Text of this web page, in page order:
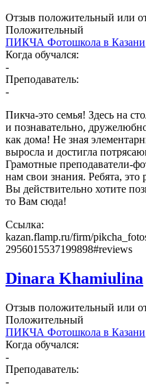
Отзыв положительный или
Положительный
ПИКЧА Фотошкола в Казани
Когда обучался:
-
Преподаватель:
-
Пикча-это семья! Здесь на
и познавательно,
как дома! Не зная
выросла и достигла
Грамотные преподаватели-
нам свои знания. Ребята, это
Вы действительно хотите
то Вам сюда!
Ссылка:
kazan.flamp.ru/firm/
2956015537199898#reviews
Dinara Khamiulina
Отзыв положительный или
Положительный
ПИКЧА Фотошкола в Казани
Когда обучался:
-
Преподаватель:
-